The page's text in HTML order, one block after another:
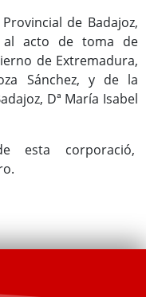
de Badajoz,
al acto de toma de
de Extremadura,
Sánchez, y de la
Dª María Isabel
esta corporació,